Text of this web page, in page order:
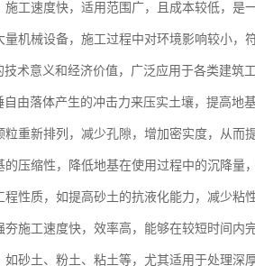
工速度快，适用范围广，且成本较低，是
机械设备，施工过程中对环境影响较小，
术意义和经济价值，广泛应用于各类建筑工
由落体产生的冲击力来压实土壤，提高地
重新排列，减少孔隙，增加密实度，从而
压缩性，降低地基在使用过程中的沉降量
性质，如提高砂土的抗液化能力，减少粘
施工速度快，效率高，能够在较短时间内
砂土、粉土、粘土等，尤其适用于处理深